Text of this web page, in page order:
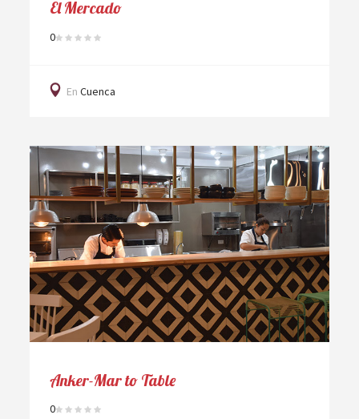
El Mercado
0
En Cuenca
Anker-Mar to Table
0